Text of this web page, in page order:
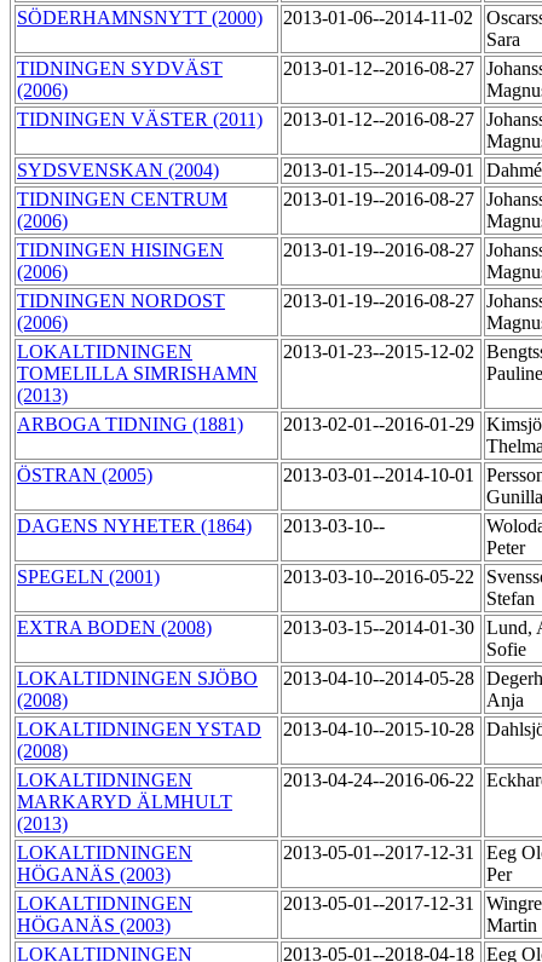
SÖDERHAMNSNYTT (2000)
2013-01-06--2014-11-02
Sara
TIDNINGEN SYDVÄST
(2006)
2013-01-12--2016-08-27
TIDNINGEN VÄSTER (2011)
2013-01-12--2016-08-27
SYDSVENSKAN (2004)
2013-01-15--2014-09-01
TIDNINGEN CENTRUM
(2006)
2013-01-19--2016-08-27
TIDNINGEN HISINGEN
(2006)
2013-01-19--2016-08-27
TIDNINGEN NORDOST
(2006)
2013-01-19--2016-08-27
LOKALTIDNINGEN
TOMELILLA SIMRISHAMN
(2013)
2013-01-23--2015-12-02
ARBOGA TIDNING (1881) 2013-02-01--2016-01-29
ÖSTRAN (2005)
2013-03-01--2014-10-01
DAGENS NYHETER (1864)
2013-03-10--
Peter
SPEGELN (2001)
2013-03-10--2016-05-22
Stefan
EXTRA BODEN (2008)
2013-03-15--2014-01-30 Lund,
Sofie
LOKALTIDNINGEN SJÖBO
(2008)
2013-04-10--2014-05-28
Anja
LOKALTIDNINGEN YSTAD
(2008)
2013-04-10--2015-10-28
LOKALTIDNINGEN
MARKARYD ÄLMHULT
(2013)
2013-04-24--2016-06-22
LOKALTIDNINGEN
HÖGANÄS (2003)
2013-05-01--2017-12-31
Eeg
Per
LOKALTIDNINGEN
HÖGANÄS (2003)
2013-05-01--2017-12-31
Martin
LOKALTIDNINGEN
2013-05-01--2018-04-18 Eeg